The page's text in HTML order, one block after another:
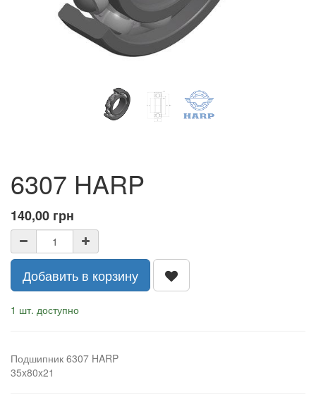
6307 HARP
140,00 грн
Добавить в корзину
1 шт. доступно
Подшипник 6307 HARP
35x80x21